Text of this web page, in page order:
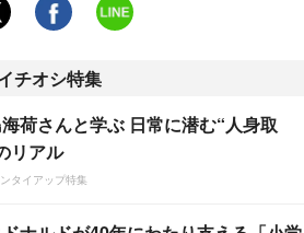
チオシ特集
荷さんと学ぶ 日常に潜む“人身取
リアル
タイアップ特集